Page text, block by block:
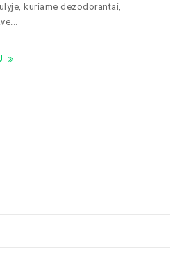
kuriame dezodorantai,